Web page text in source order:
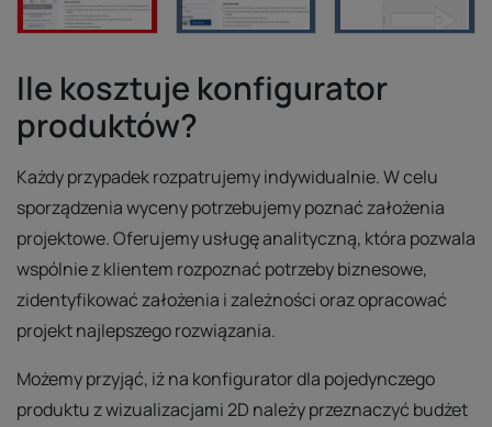
Ile kosztuje konfigurator
produktów?
Każdy przypadek rozpatrujemy indywidualnie. W celu
sporządzenia wyceny potrzebujemy poznać założenia
projektowe. Oferujemy usługę analityczną, która pozwala
wspólnie z klientem rozpoznać potrzeby biznesowe,
zidentyfikować założenia i zależności oraz opracować
projekt najlepszego rozwiązania.
Możemy przyjąć, iż na konfigurator dla pojedynczego
produktu z wizualizacjami 2D należy przeznaczyć budżet